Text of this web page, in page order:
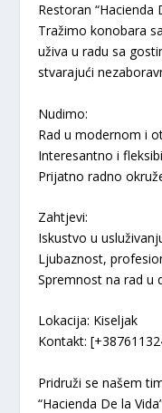
Restoran “Hacienda
Tražimo konobara
uživa u radu sa
stvarajući
Nudimo:
Rad u modernom i
Interesantno i
Prijatno radno
Zahtjevi:
Iskustvo u
Ljubaznost,
Spremnost na rad u
Lokacija: Kiseljak
Kontakt:
Pridruži se našem
“Hacienda De la